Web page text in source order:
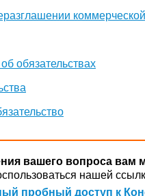
обязательствах
вашего вопроса вам
нашей
пробный доступ к